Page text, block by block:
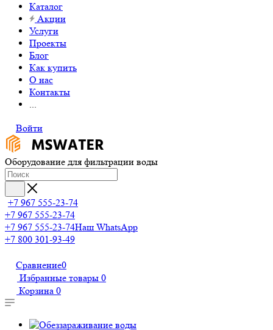
Каталог
Акции
Услуги
Проекты
Блог
Как купить
О нас
Контакты
...
Войти
Оборудование для фильтрации воды
+7 967 555-23-74
+7 967 555-23-74
+7 967 555-23-74Наш WhatsApp
+7 800 301-93-49
Сравнение0
Избранные товары 0
Корзина 0